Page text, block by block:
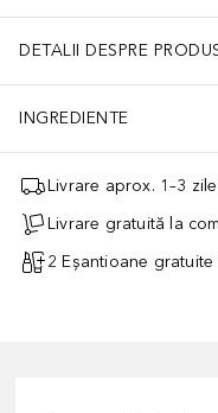
DETALII DESPRE
INGREDIENTE
Livrare aprox. 1–3
Livrare gratuită la
2 Eșantioane gratuite